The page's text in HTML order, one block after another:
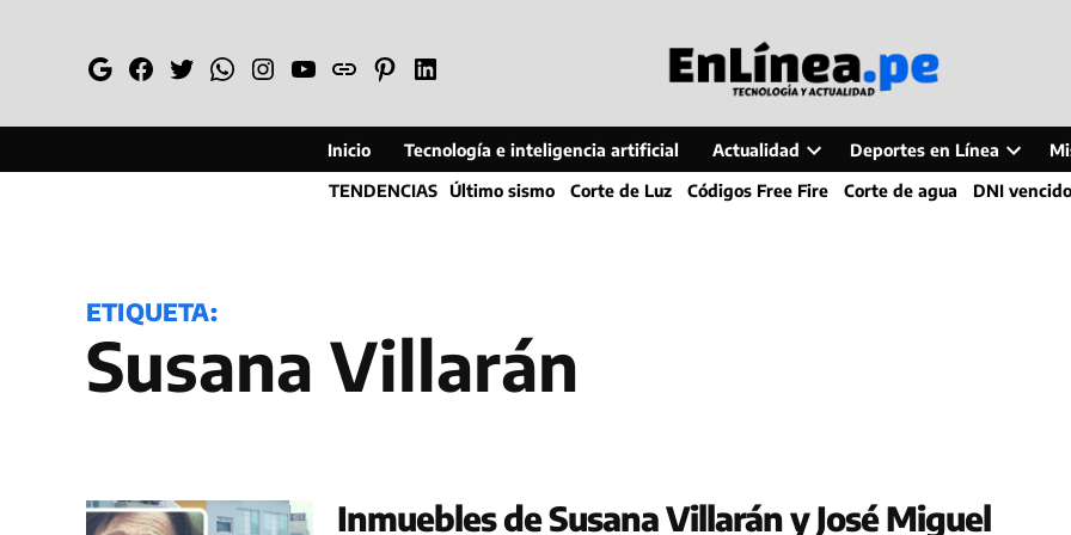
GoogleFacebook
TwitterWhatsapp
Instagram
YouTube
WebPinterestLinkedin
Inicio Tecnología e inteligencia artificial Actualidad
Open
dropdown
Deportes en Línea
Open
dropdown
TENDENCIAS Último sismo Corte de Luz Códigos Free Fire Corte de agua DNI vencido
ETIQUETA:
Susana Villarán
Inmuebles de Susana Villarán y José Miguel